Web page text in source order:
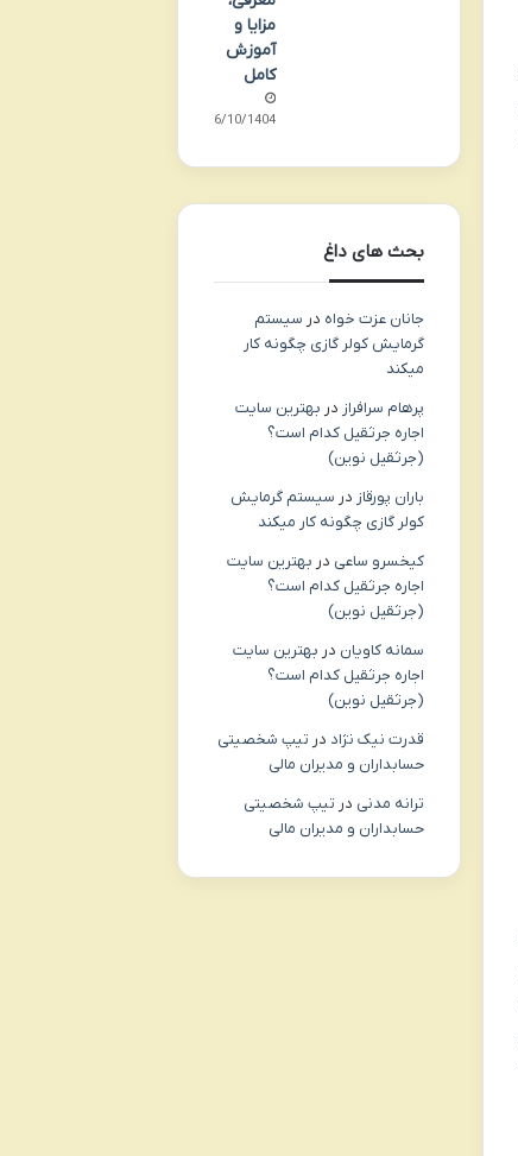
مزایا و
آموزش
کامل
06/10/1404
بحث های داغ
جانان عزت خواه در سیستم
گرمایش کولر گازی چگونه کار
میکند
پرهام سرافراز در بهترین سایت
اجاره جرثقیل کدام است؟
(جرثقیل نوین)
باران پورقاز در سیستم گرمایش
کولر گازی چگونه کار میکند
کیخسرو ساعی در بهترین سایت
اجاره جرثقیل کدام است؟
(جرثقیل نوین)
سمانه کاویان در بهترین سایت
اجاره جرثقیل کدام است؟
(جرثقیل نوین)
قدرت نیک نژاد در تیپ شخصیتی
حسابداران و مدیران مالی
ترانه مدنی در تیپ شخصیتی
حسابداران و مدیران مالی